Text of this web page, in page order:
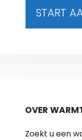
START
OVER
Zoekt u een